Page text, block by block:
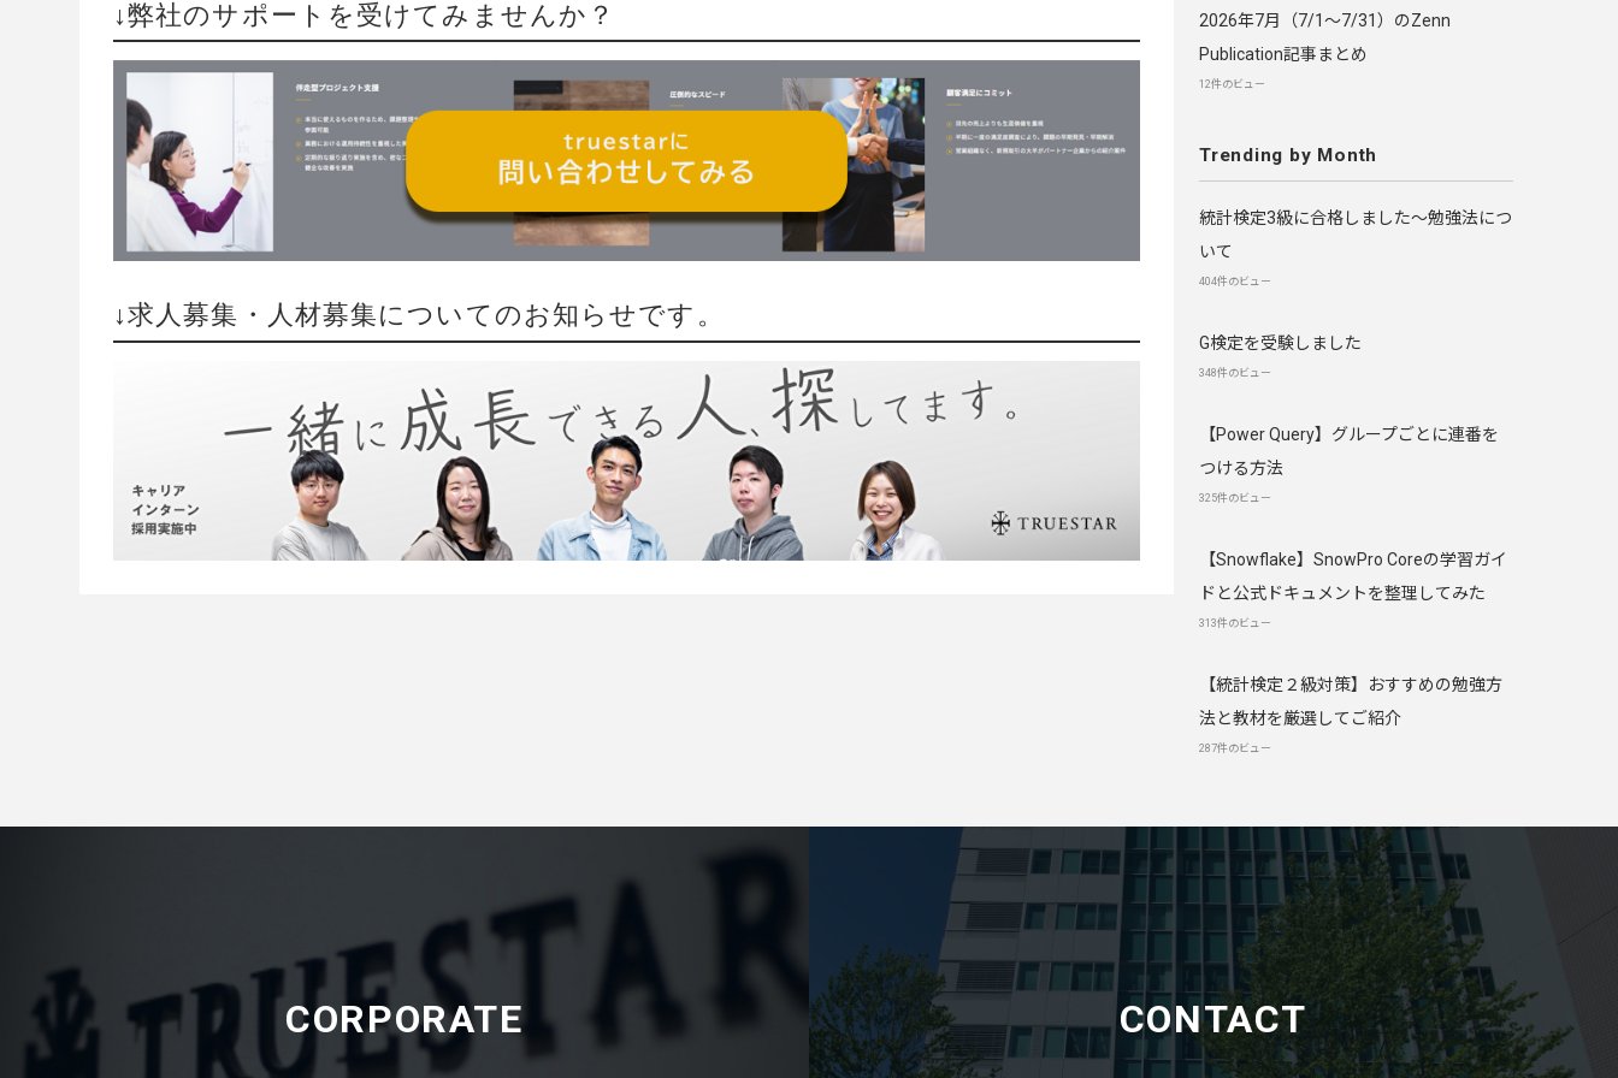
↓弊社のサポートを受けてみませんか？
↓求人募集・人材募集についてのお知らせです。
2026年7月（7/1〜7/31）のZenn
Publication記事まとめ
12件のビュー
Trending by Month
統計検定3級に合格しました～勉強法につ
いて
404件のビュー
G検定を受験しました
348件のビュー
【Power Query】グループごとに連番を
つける方法
325件のビュー
【Snowflake】SnowPro Coreの学習ガイ
ドと公式ドキュメントを整理してみた
313件のビュー
【統計検定２級対策】おすすめの勉強方
法と教材を厳選してご紹介
287件のビュー
CORPORATE CONTACT